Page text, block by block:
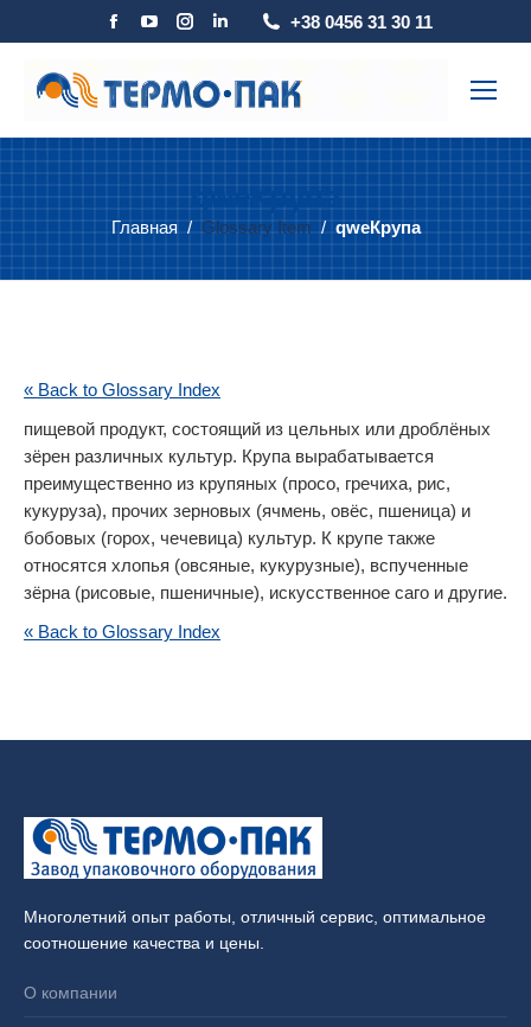
Страница
открывается
в
новом
окне
Страница
открывается
в
новом
окне
Страница
открывается
в
новом
окне
Страница
открывается
в
новом
окне
+38 0456 31 30 11
qwe Крупа
Вы здесь:
Главная Glossary Item qweКрупа
« Back to Glossary Index
пищевой продукт, состоящий из цельных или дроблёных
зёрен различных культур. Крупа вырабатывается
преимущественно из крупяных (просо, гречиха, рис,
кукуруза), прочих зерновых (ячмень, овёс, пшеница) и
бобовых (горох, чечевица) культур. К крупе также
относятся хлопья (овсяные, кукурузные), вспученные
зёрна (рисовые, пшеничные), искусственное саго и другие.
« Back to Glossary Index
Многолетний опыт работы, отличный сервис, оптимальное
соотношение качества и цены.
О компании